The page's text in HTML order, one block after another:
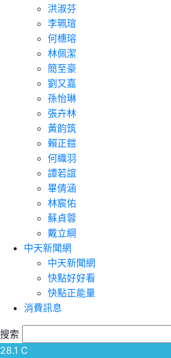
洪淑芬
李珮瑄
何橞瑢
林佩潔
簡至豪
劉又嘉
孫怡琳
張卉林
黃韵筑
賴正鎧
何織羽
譚若誼
畢倩涵
林宸佑
蘇貞蓉
戴立綱
中天新聞網
中天新聞網
快點好好看
快點正能量
消費訊息
搜索
28.1 C